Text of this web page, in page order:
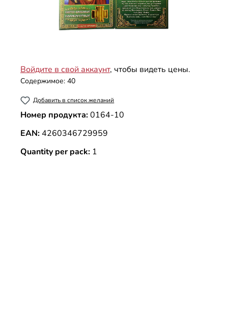
Войдите в свой аккаунт, чтобы видеть цены.
Содержимое: 40
Добавить в список желаний
Номер продукта:0164-10
EAN:4260346729959
Quantity per pack: 1